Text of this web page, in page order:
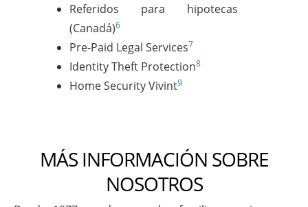
Referidos para hipotecas
(Canadá)6
Pre-Paid Legal Services7
Identity Theft Protection8
Home Security Vivint9
MÁS INFORMACIÓN SOBRE
NOSOTROS